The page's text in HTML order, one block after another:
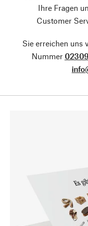
Ihre Fragen
Customer
Sie erreichen uns
Nummer